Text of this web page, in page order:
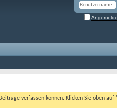
verfassen können. Klicken Sie oben